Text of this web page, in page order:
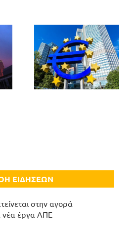
ΕΙΔΗΣΕΩΝ
στην αγορά
νέα έργα ΑΠΕ